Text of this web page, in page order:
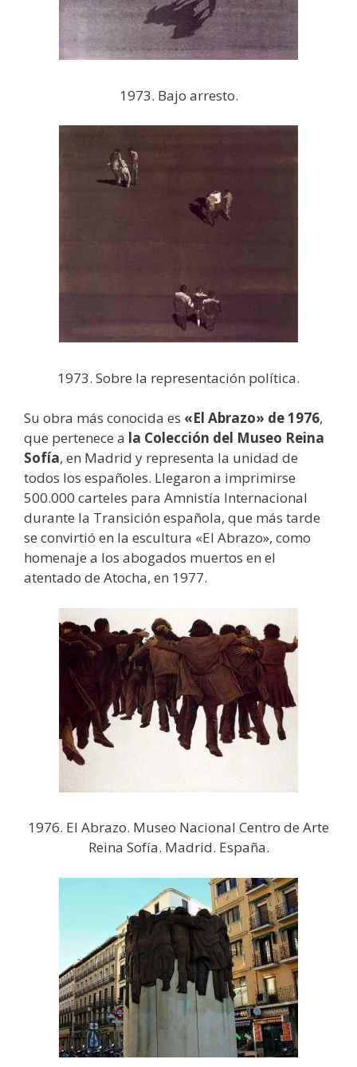
1973. Bajo arresto.
1973. Sobre la representación política.
Su obra más conocida es «El Abrazo» de 1976,
que pertenece a la Colección del Museo Reina
Sofía, en Madrid y representa la unidad de
todos los españoles. Llegaron a imprimirse
500.000 carteles para Amnistía Internacional
durante la Transición española, que más tarde
se convirtió en la escultura «El Abrazo», como
homenaje a los abogados muertos en el
atentado de Atocha, en 1977.
1976. El Abrazo. Museo Nacional Centro de Arte
Reina Sofía. Madrid. España.